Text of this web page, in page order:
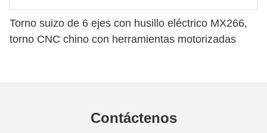
Torno suizo de 6 ejes con husillo eléctrico MX266,
torno CNC chino con herramientas motorizadas
Contáctenos